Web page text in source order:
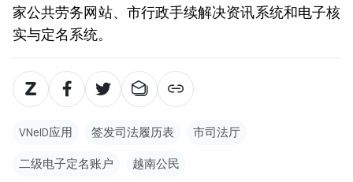
家公共劳务网站、市行政手续解决资讯系统和电子核
实与定名系统。
VNeID应用 签发司法履历表 市司法厅
二级电子定名账户 越南公民